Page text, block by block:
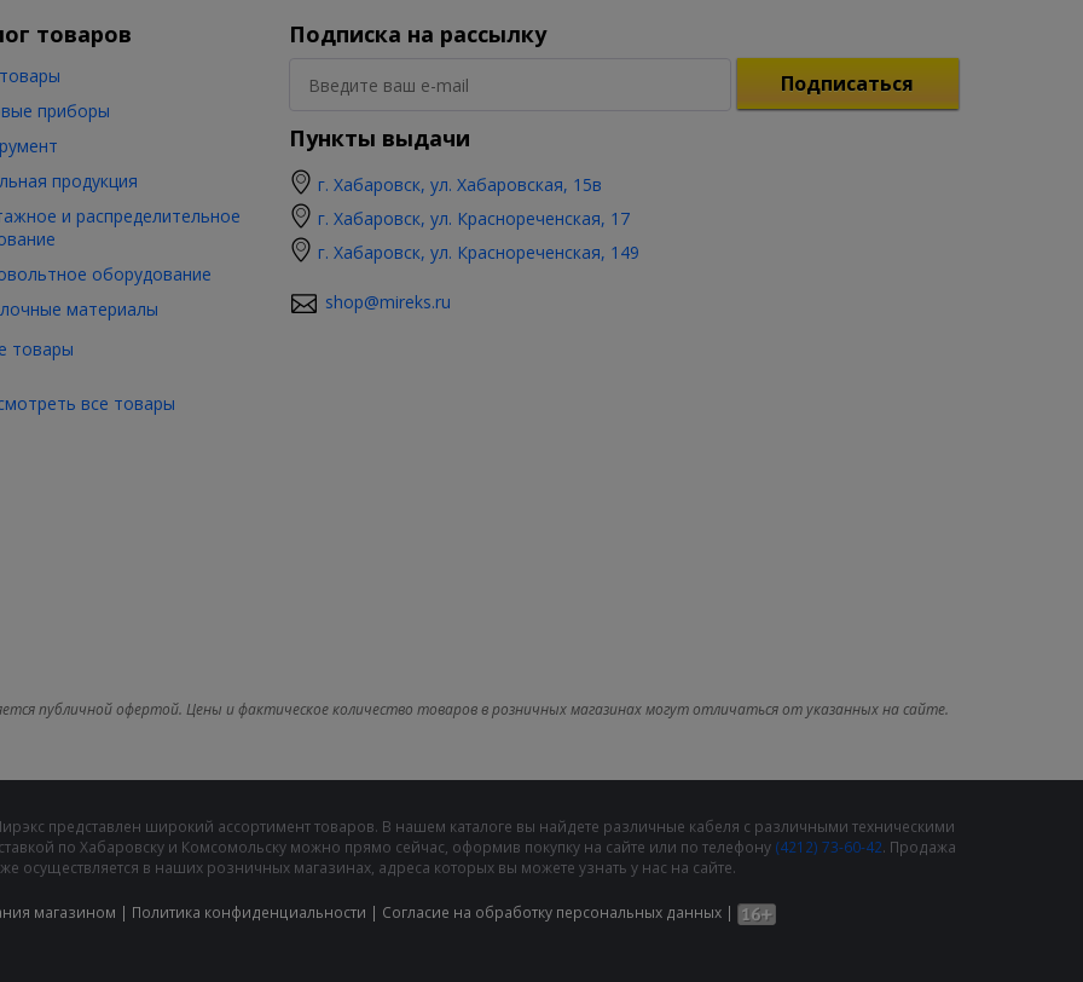
товаров
товары
приборы
продукция
и распределительное
оборудование
материалы
все товары
Подписка на рассылку
Подписаться
Пункты выдачи
г. Хабаровск, ул. Хабаровская, 15в
г. Хабаровск, ул. Краснореченская, 17
г. Хабаровск, ул. Краснореченская, 149
shop@mireks.ru
публичной офертой. Цены и фактическое количество товаров в розничных магазинах могут отличаться от указанных на сайте.
представлен широкий ассортимент товаров. В нашем каталоге вы найдете различные кабеля с различными техническими
по Хабаровску и Комсомольску можно прямо сейчас, оформив покупку на сайте или по телефону (4212) 73-60-42. Продажа
осуществляется в наших розничных магазинах, адреса которых вы можете узнать у нас на сайте.
магазином | Политика конфиденциальности | Cогласие на обработку персональных данных |